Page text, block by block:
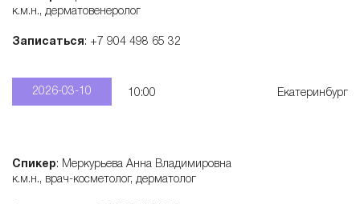
к.м.н., дерматовенеролог
Записаться: +7 904 498 65 32
2026-03-10 10:00 Екатеринбург
Спикер: Меркурьева Анна Владимировна
к.м.н., врач-косметолог, дерматолог